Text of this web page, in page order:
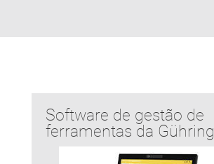
Software de gestão de
ferramentas da Gühring